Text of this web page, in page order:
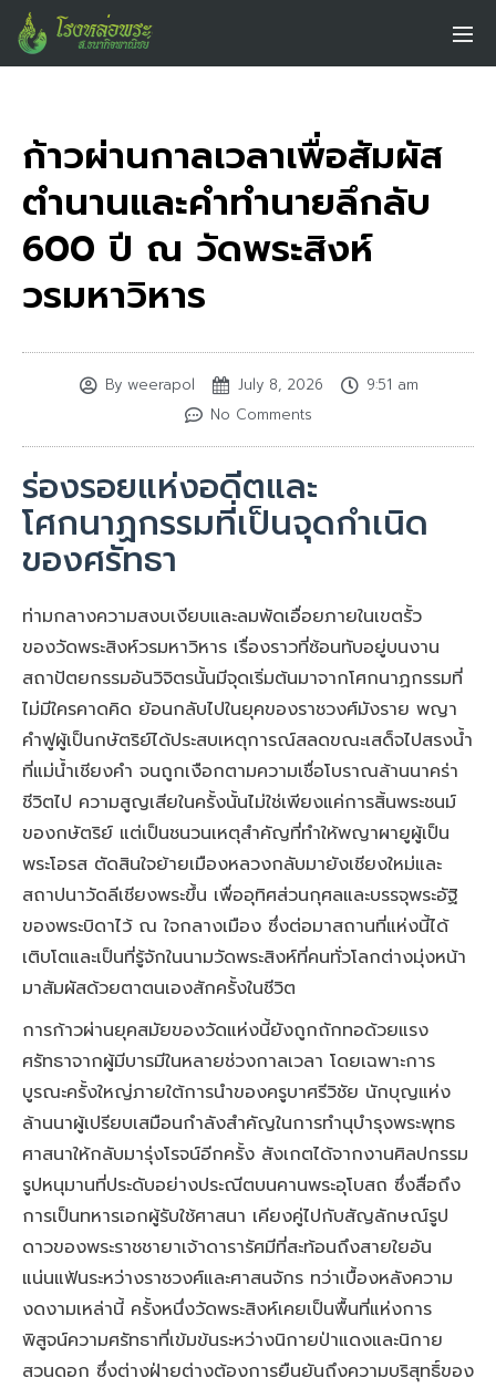
ก้าวผ่านกาลเวลาเพื่อสัมผัส
ตำนานและคำทำนายลึกลับ
600 ปี ณ วัดพระสิงห์
วรมหาวิหาร
Byweerapol July 8, 2026
9:51 am
No Comments
ร่องรอยแห่งอดีตและ
โศกนาฏกรรมที่เป็นจุดกำเนิด
ของศรัทธา
ท่ามกลางความสงบเงียบและลมพัดเอื่อยภายในเขตรั้ว
ของวัดพระสิงห์วรมหาวิหาร เรื่องราวที่ซ้อนทับอยู่บนงาน
สถาปัตยกรรมอันวิจิตรนั้นมีจุดเริ่มต้นมาจากโศกนาฏกรรมที่
ไม่มีใครคาดคิด ย้อนกลับไปในยุคของราชวงศ์มังราย พญา
คำฟูผู้เป็นกษัตริย์ได้ประสบเหตุการณ์สลดขณะเสด็จไปสรงน้ำ
ที่แม่น้ำเชียงคำ จนถูกเงือกตามความเชื่อโบราณล้านนาคร่า
ชีวิตไป ความสูญเสียในครั้งนั้นไม่ใช่เพียงแค่การสิ้นพระชนม์
ของกษัตริย์ แต่เป็นชนวนเหตุสำคัญที่ทำให้พญาผายูผู้เป็น
พระโอรส ตัดสินใจย้ายเมืองหลวงกลับมายังเชียงใหม่และ
สถาปนาวัดลีเชียงพระขึ้น เพื่ออุทิศส่วนกุศลและบรรจุพระอัฐิ
ของพระบิดาไว้ ณ ใจกลางเมือง ซึ่งต่อมาสถานที่แห่งนี้ได้
เติบโตและเป็นที่รู้จักในนามวัดพระสิงห์ที่คนทั่วโลกต่างมุ่งหน้า
มาสัมผัสด้วยตาตนเองสักครั้งในชีวิต
การก้าวผ่านยุคสมัยของวัดแห่งนี้ยังถูกถักทอด้วยแรง
ศรัทธาจากผู้มีบารมีในหลายช่วงกาลเวลา โดยเฉพาะการ
บูรณะครั้งใหญ่ภายใต้การนำของครูบาศรีวิชัย นักบุญแห่ง
ล้านนาผู้เปรียบเสมือนกำลังสำคัญในการทำนุบำรุงพระพุทธ
ศาสนาให้กลับมารุ่งโรจน์อีกครั้ง สังเกตได้จากงานศิลปกรรม
รูปหนุมานที่ประดับอย่างประณีตบนคานพระอุโบสถ ซึ่งสื่อถึง
การเป็นทหารเอกผู้รับใช้ศาสนา เคียงคู่ไปกับสัญลักษณ์รูป
ดาวของพระราชชายาเจ้าดารารัศมีที่สะท้อนถึงสายใยอัน
แน่นแฟ้นระหว่างราชวงศ์และศาสนจักร ทว่าเบื้องหลังความ
งดงามเหล่านี้ ครั้งหนึ่งวัดพระสิงห์เคยเป็นพื้นที่แห่งการ
พิสูจน์ความศรัทธาที่เข้มข้นระหว่างนิกายป่าแดงและนิกาย
สวนดอก ซึ่งต่างฝ่ายต่างต้องการยืนยันถึงความบริสุทธิ์ของ